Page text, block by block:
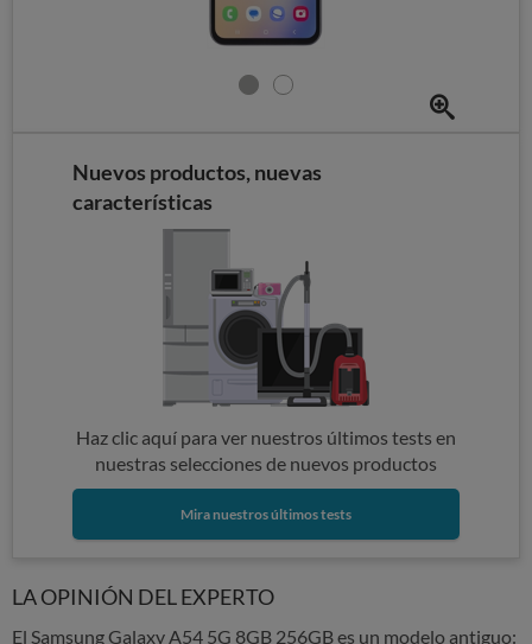
Nuevos productos, nuevas
características
Haz clic aquí para ver nuestros últimos tests en
nuestras selecciones de nuevos productos
Mira nuestros últimos tests
LA OPINIÓN DEL EXPERTO
El Samsung Galaxy A54 5G 8GB 256GB es un modelo antiguo: